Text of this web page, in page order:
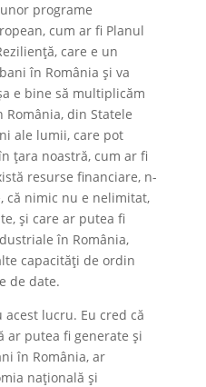
programe
cum ar fi Planul
care e un
în România și va
e bine să multiplicăm
din Statele
ale lumii, care pot
țara noastră, cum ar fi
resurse financiare, n-
că nimic nu e nelimitat,
și care ar putea fi
în România,
capacități de ordin
de date.
lucru. Eu cred că
ar putea fi generate și
în România, ar
națională și